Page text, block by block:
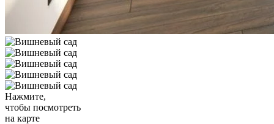
Нажмите,
чтобы посмотреть
на карте